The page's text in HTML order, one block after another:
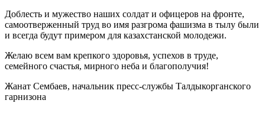
Доблесть и мужество наших солдат и офицеров на фронте,
самоотверженный труд во имя разгрома фашизма в тылу были
и всегда будут примером для казахстанской молодежи.
Желаю всем вам крепкого здоровья, успехов в труде,
семейного счастья, мирного неба и благополучия!
Жанат Сембаев, начальник пресс-службы Талдыкорганского
гарнизона